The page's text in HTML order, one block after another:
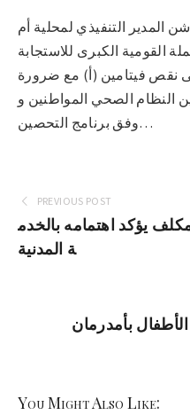
(سونا) – دشن المدير التنفيذي لمحلية أم
القومية الكبرى للاستجابة
نقص فيتامين (أ) مع ضرورة
النظام الصحي المواطنين و
وفق برنامج التحصين…
PREVIOUS POST
يؤكد اهتمامه بالخدم
ة المدنية
بأمدرمان
You Might Also Like: